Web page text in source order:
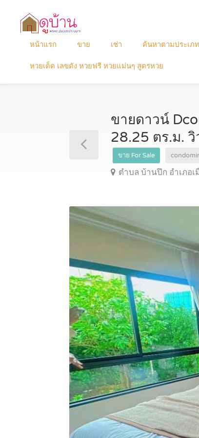
หน้าแรก ขาย เช่า ค้นหาตามประเภท
หวยเด็ด เลขดัง หวยฟรี หวยแม่นๆ สูตรหวย
ขายดาวน์
28.25 ตร.ม.
ขาย For Sale
ตำบล บ้านปึก อำเภอ